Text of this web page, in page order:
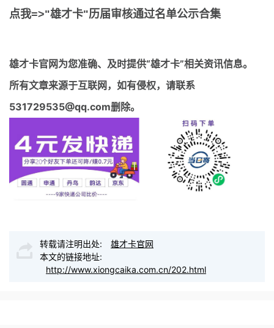
点我=>"雄才卡"历届审核通过名单公示合集
雄才卡官网为您准确、及时提供“雄才卡”相关资讯信息。
所有文章来源于互联网，如有侵权，请联系
531729535@qq.com删除。
转载请注明出处:
雄才卡官网
本文的链接地址:
http://www.xiongcaika.com.cn/202.html